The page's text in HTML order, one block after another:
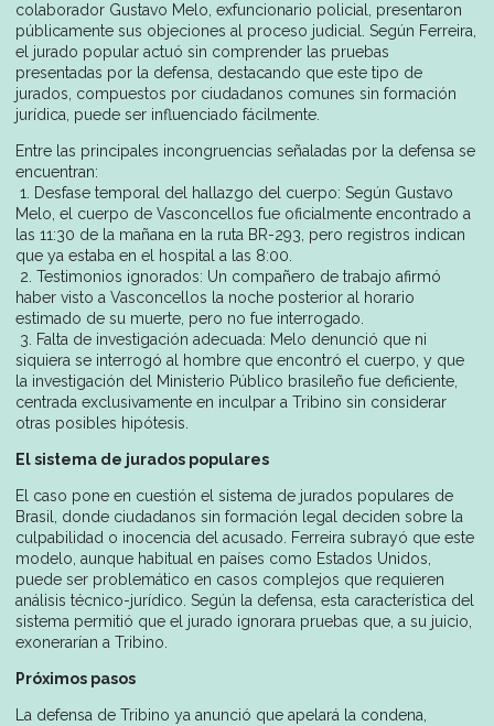
colaborador Gustavo Melo, exfuncionario policial, presentaron
públicamente sus objeciones al proceso judicial. Según Ferreira,
el jurado popular actuó sin comprender las pruebas
presentadas por la defensa, destacando que este tipo de
jurados, compuestos por ciudadanos comunes sin formación
jurídica, puede ser influenciado fácilmente.
Entre las principales incongruencias señaladas por la defensa se
encuentran:
1. Desfase temporal del hallazgo del cuerpo: Según Gustavo
Melo, el cuerpo de Vasconcellos fue oficialmente encontrado a
las 11:30 de la mañana en la ruta BR-293, pero registros indican
que ya estaba en el hospital a las 8:00.
2. Testimonios ignorados: Un compañero de trabajo afirmó
haber visto a Vasconcellos la noche posterior al horario
estimado de su muerte, pero no fue interrogado.
3. Falta de investigación adecuada: Melo denunció que ni
siquiera se interrogó al hombre que encontró el cuerpo, y que
la investigación del Ministerio Público brasileño fue deficiente,
centrada exclusivamente en inculpar a Tribino sin considerar
otras posibles hipótesis.
El sistema de jurados populares
El caso pone en cuestión el sistema de jurados populares de
Brasil, donde ciudadanos sin formación legal deciden sobre la
culpabilidad o inocencia del acusado. Ferreira subrayó que este
modelo, aunque habitual en países como Estados Unidos,
puede ser problemático en casos complejos que requieren
análisis técnico-jurídico. Según la defensa, esta característica del
sistema permitió que el jurado ignorara pruebas que, a su juicio,
exonerarían a Tribino.
Próximos pasos
La defensa de Tribino ya anunció que apelará la condena,